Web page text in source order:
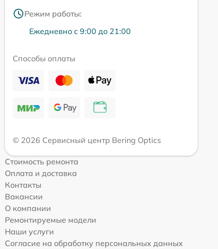
Режим работы:
Ежедневно с 9:00 до 21:00
Способы оплаты
© 2026 Сервисный центр Bering Optics
Стоимость ремонта
Оплата и доставка
Контакты
Вакансии
О компании
Ремонтируемые модели
Наши услуги
Согласие на обработку персональных данных